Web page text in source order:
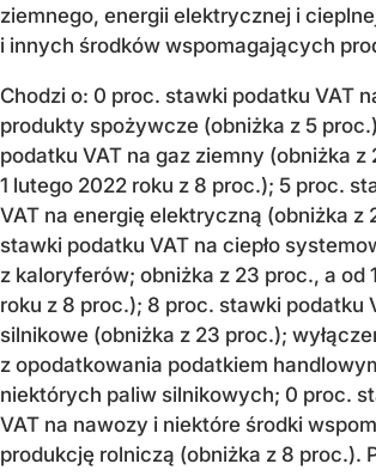
ziemnego, energii elektrycznej i
i innych środków wspomagających
Chodzi o: 0 proc. stawki podatku VAT
produkty spożywcze (obniżka z 5
podatku VAT na gaz ziemny (obniżka z
1 lutego 2022 roku z 8 proc.); 5 proc.
VAT na energię elektryczną (obniżka z
stawki podatku VAT na ciepło
z kaloryferów; obniżka z 23 proc., a od
roku z 8 proc.); 8 proc. stawki podatku
silnikowe (obniżka z 23 proc.);
z opodatkowania podatkiem
niektórych paliw silnikowych; 0 proc.
VAT na nawozy i niektóre środki
produkcję rolniczą (obniżka z 8 proc.).